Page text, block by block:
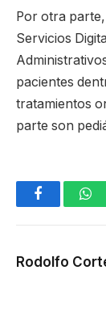
Por otra
Servicios
pacientes
tratamientos
parte son
Facebook
Rodolfo